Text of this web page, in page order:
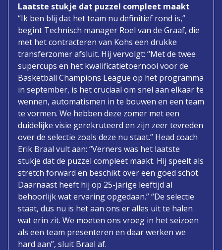
Laatste stukje dat puzzel compleet maakt
“Ik ben blij dat het team nu definitief rond is,”
begint Technisch manager Roel van de Graaf, die
met het contracteren van Kohs een drukke
transferzomer afsluit. Hij vervolgt: “Met de twee
supercups en het kwalificatietoernooi voor de
Basketball Champions League op het programma
in september, is het cruciaal om snel aan elkaar te
wennen, automatismen in te bouwen en een team
te vormen. We hebben deze zomer met een
duidelijke visie gerekruteerd en zijn zeer tevreden
over de selectie zoals deze nu staat.” Head coach
Erik Braal vult aan: “Verners was het laatste
stukje dat de puzzel compleet maakt. Hij speelt als
stretch forward en beschikt over een goed schot.
Daarnaast heeft hij op 25-jarige leeftijd al
behoorlijk wat ervaring opgedaan.” “De selectie
staat, dus nu is het aan ons er alles uit te halen
wat erin zit. We moeten ons vroeg in het seizoen
als een team presenteren en daar werken we
hard aan”, sluit Braal af.